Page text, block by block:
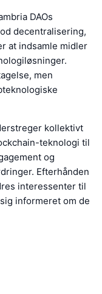
DAOs
decentralisering,
at indsamle midler
men
kollektivt
teknologi til
og
Efterhånden
interessenter til
informeret om de